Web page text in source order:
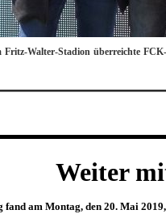
Walter-Stadion überreichte
Weiter
fand am Montag, den 20. Mai